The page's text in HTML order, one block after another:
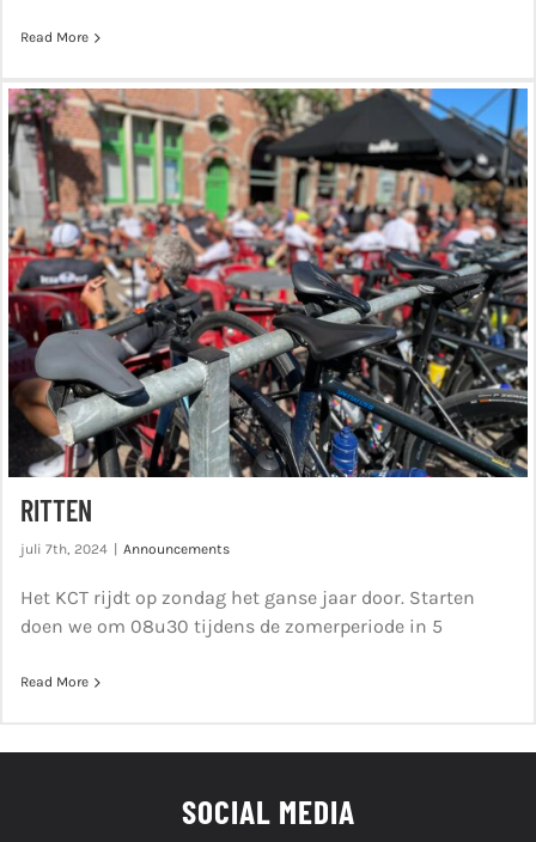
Read More
RITTEN
juli 7th, 2024 Announcements
Het KCT rijdt op zondag het ganse jaar door. Starten
doen we om 08u30 tijdens de zomerperiode in 5
Read More
SOCIAL MEDIA